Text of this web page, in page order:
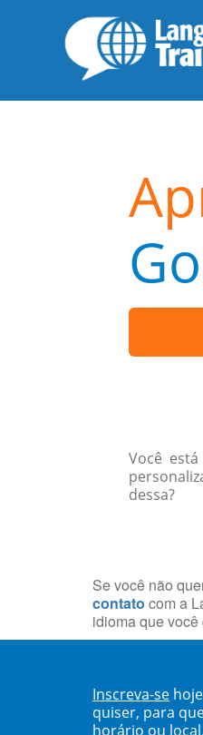
Você
dessa?
Se você não
contato com a
idioma que você
Inscreva-se
quiser, para
horário ou